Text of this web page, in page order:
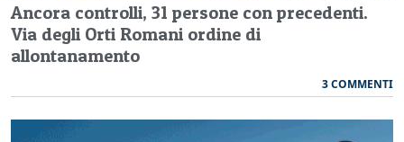
Ancora controlli, 31 persone con precedenti.
Via degli Orti Romani ordine di
allontanamento
3 COMMENTI